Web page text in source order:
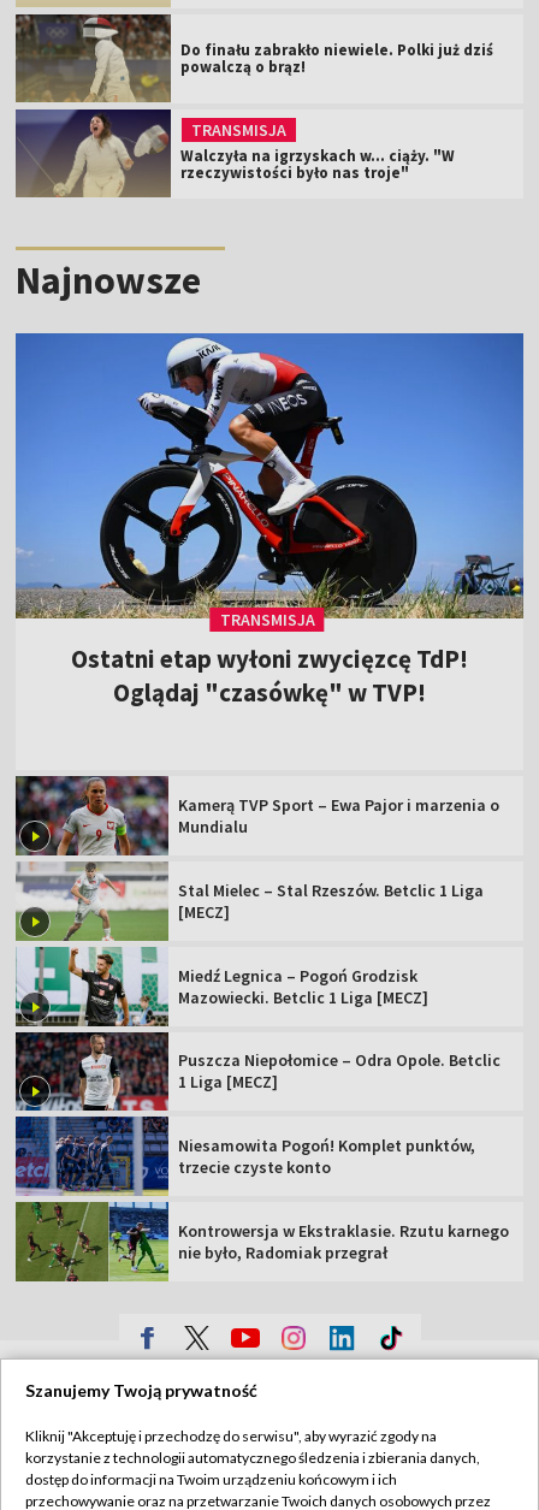
Do finału zabrakło niewiele. Polki już dziś
powalczą o brąz!
TRANSMISJA
Walczyła na igrzyskach w... ciąży. "W
rzeczywistości było nas troje"
Najnowsze
TRANSMISJA
Ostatni etap wyłoni zwycięzcę TdP!
Oglądaj "czasówkę" w TVP!
Kamerą TVP Sport – Ewa Pajor i marzenia o
Mundialu
Stal Mielec – Stal Rzeszów. Betclic 1 Liga
[MECZ]
Miedź Legnica – Pogoń Grodzisk
Mazowiecki. Betclic 1 Liga [MECZ]
Puszcza Niepołomice – Odra Opole. Betclic
1 Liga [MECZ]
Niesamowita Pogoń! Komplet punktów,
trzecie czyste konto
Kontrowersja w Ekstraklasie. Rzutu karnego
nie było, Radomiak przegrał
Sklep TVP
Biuro Reklamy
Polityka prywatności
Moje zgody
Szanujemy Twoją prywatność
Kliknij "Akceptuję i przechodzę do serwisu", aby wyrazić zgody na
korzystanie z technologii automatycznego śledzenia i zbierania danych,
dostęp do informacji na Twoim urządzeniu końcowym i ich
przechowywanie oraz na przetwarzanie Twoich danych osobowych przez